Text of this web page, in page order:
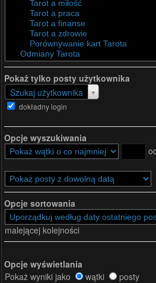
Pokaż tylko posty użytkownika
Szukaj użytkownika
dokładny login
Opcje wyszukiwania
Opcje sortowania
malejącej kolejności
Opcje wyświetlania
Pokaż wyniki jako
wątki posty